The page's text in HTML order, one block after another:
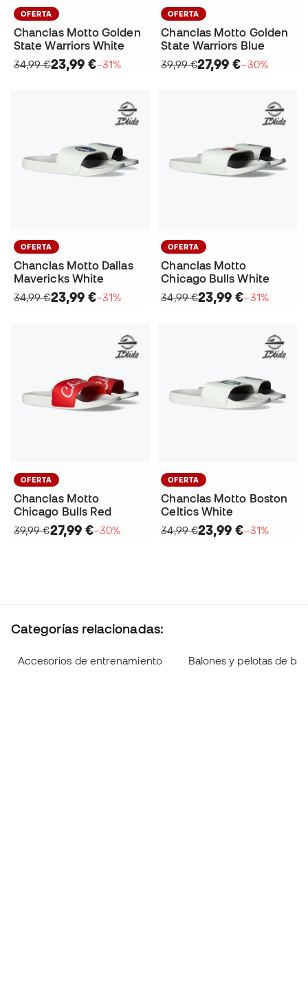
OFERTA
Chanclas Motto Golden
State Warriors White
34,99 €23,99 €−31%
OFERTA
Chanclas Motto Golden
State Warriors Blue
39,99 €27,99 €−30%
OFERTA
Chanclas Motto Dallas
Mavericks White
34,99 €23,99 €−31%
OFERTA
Chanclas Motto
Chicago Bulls White
34,99 €23,99 €−31%
OFERTA
Chanclas Motto
Chicago Bulls Red
39,99 €27,99 €−30%
OFERTA
Chanclas Motto Boston
Celtics White
34,99 €23,99 €−31%
Categorías relacionadas:
Accesorios de entrenamiento Balones y pelotas de